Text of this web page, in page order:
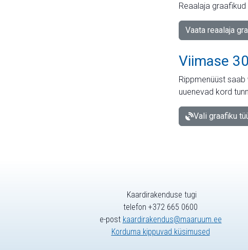
Reaalaja
Vaata reaalaja
Viimase
Rippmenüüst
uuenevad kord
Vali graafiku
Kaardirakenduse tugi
telefon +372 665 0600
e-post kaardirakendus@maaruum.ee
Korduma kippuvad küsimused